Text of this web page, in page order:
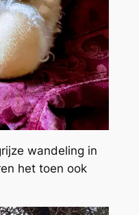
wandeling in
het toen ook